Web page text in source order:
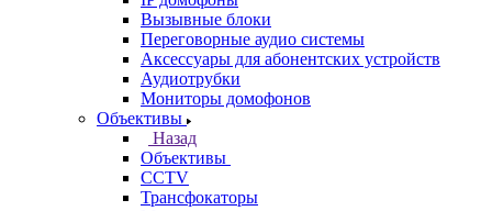
Вызывные блоки
Переговорные аудио системы
Аксессуары для абонентских устройств
Аудиотрубки
Мониторы домофонов
Объективы
Назад
Объективы
CCTV
Трансфокаторы